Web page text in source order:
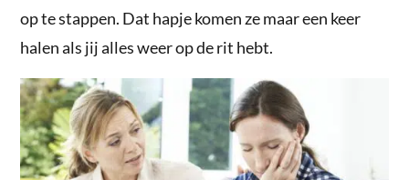
op te stappen. Dat hapje komen ze maar een keer
halen als jij alles weer op de rit hebt.